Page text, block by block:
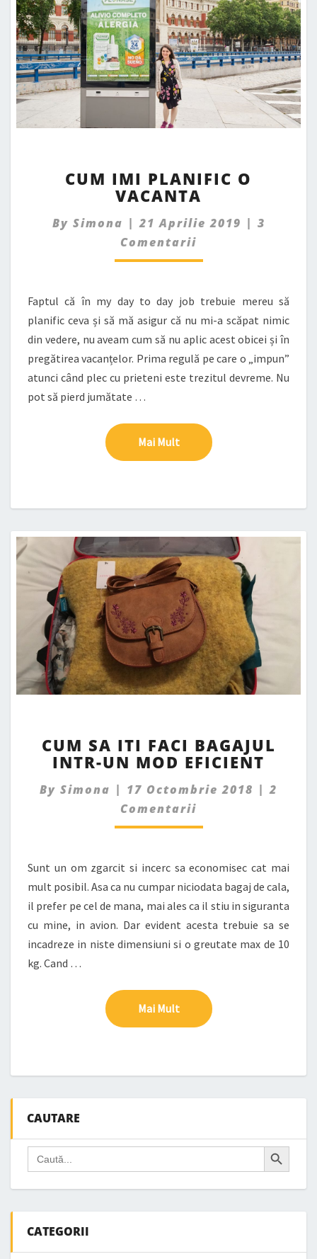
IMI
PLANIFIC
VACANTA
CUM IMI PLANIFIC O
VACANTA
By Simona |21 Aprilie 2019 | 3
Comentarii
Faptul că în my day to day job trebuie mereu să
planific ceva și să mă asigur că nu mi-a scăpat nimic
din vedere, nu aveam cum să nu aplic acest obicei și în
pregătirea vacanțelor. Prima regulă pe care o „impun”
atunci când plec cu prieteni este trezitul devreme. Nu
pot să pierd jumătate …
Mai MultMai Mult
SA
ITI
BAGAJUL
INTR-
UN
CUM SA ITI FACI BAGAJUL
INTR-UN MOD EFICIENT
By Simona | 17 Octombrie 2018 |2
Comentarii
Sunt un om zgarcit si incerc sa economisec cat mai
mult posibil. Asa ca nu cumpar niciodata bagaj de cala,
il prefer pe cel de mana, mai ales ca il stiu in siguranta
cu mine, in avion. Dar evident acesta trebuie sa se
incadreze in niste dimensiuni si o greutate max de 10
kg. Cand …
Mai MultMai Mult
CAUTARE
Search
for:
Search Button
CATEGORII